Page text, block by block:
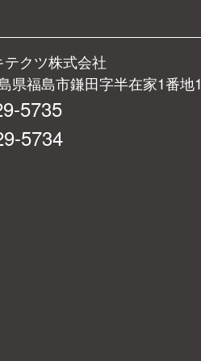
テクツ株式会社
県福島市鎌田字半在家1番地1
5735
5734